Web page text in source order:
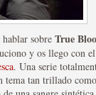
sobre True
y os llego con
. Una serie
tema tan trillado